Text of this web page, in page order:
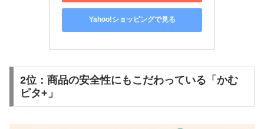
Yahoo!ショッピングで見る
2位：商品の安全性にもこだわっている「かむ
ピタ+」